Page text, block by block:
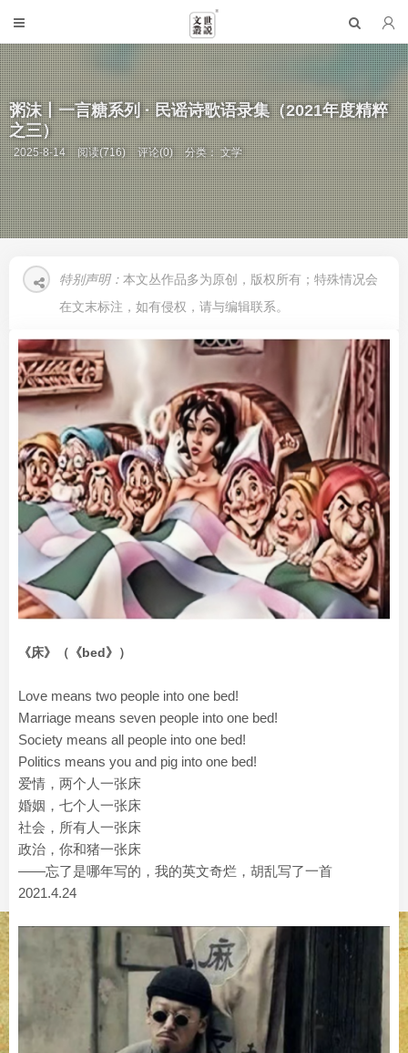
粥沫丨一言糖系列 · 民谣诗歌语录集（2021年度精粹
之三）
2025-8-14 阅读(716) 评论(0) 分类：文学
特别声明： 本文丛作品多为原创，版权所有；特殊情况会
在文末标注，如有侵权，请与编辑联系。
《床》（《bed》）
Love means two people into one bed!
Marriage means seven people into one bed!
Society means all people into one bed!
Politics means you and pig into one bed!
爱情，两个人一张床
婚姻，七个人一张床
社会，所有人一张床
政治，你和猪一张床
——忘了是哪年写的，我的英文奇烂，胡乱写了一首
2021.4.24